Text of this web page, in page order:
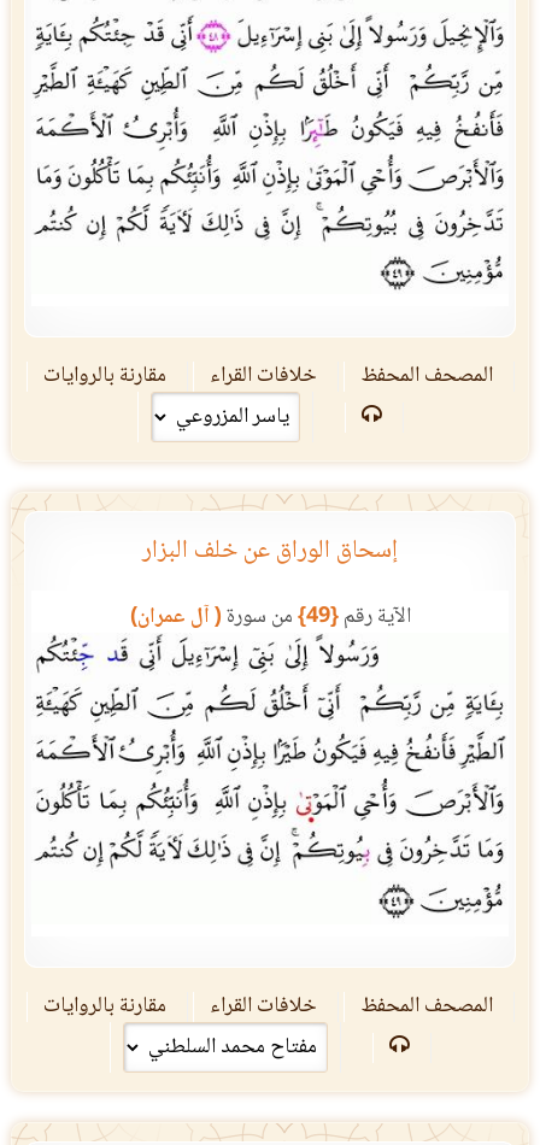
المصحف المحفظ خلافات القراء مقارنة بالروايات
إسحاق الوراق عن خلف البزار
الآية رقم{49} من سورة( آل عمران)
المصحف المحفظ خلافات القراء مقارنة بالروايات